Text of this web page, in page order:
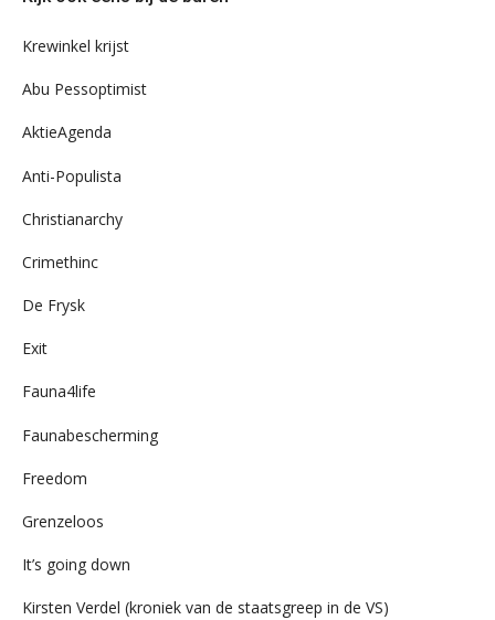
Krewinkel krijst
Abu Pessoptimist
AktieAgenda
Anti-Populista
Christianarchy
Crimethinc
De Frysk
Exit
Fauna4life
Faunabescherming
Freedom
Grenzeloos
It’s going down
Kirsten Verdel (kroniek van de staatsgreep in de VS)